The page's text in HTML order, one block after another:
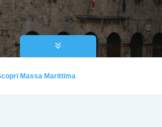
Massa Marittima